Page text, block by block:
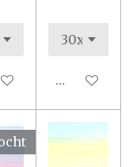
Houd mij